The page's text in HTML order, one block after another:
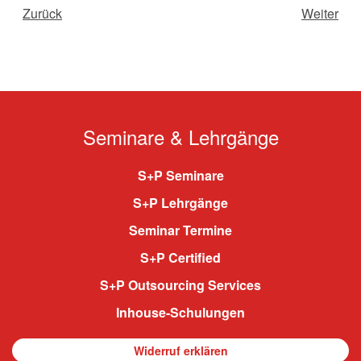
Zurück Weiter
Seminare & Lehrgänge
S+P Seminare
S+P Lehrgänge
Seminar Termine
S+P Certified
S+P Outsourcing Services
Inhouse-Schulungen
Widerruf erklären